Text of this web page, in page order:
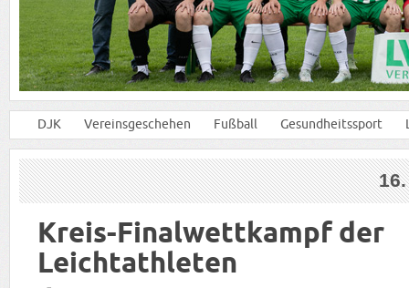
DJK Vereinsgeschehen Fußball Gesundheitssport
Kreis-Finalwettkampf der
Leichtathleten